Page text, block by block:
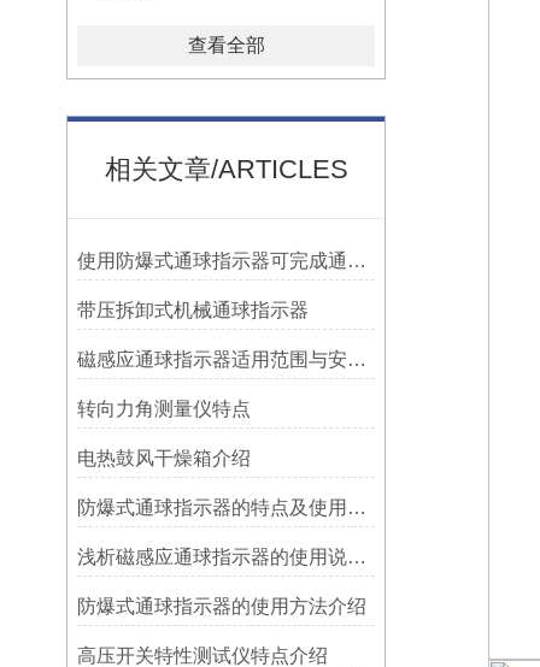
查看全部
相关文章/ARTICLES
使用防爆式通球指示器可完成通球指示功能
带压拆卸式机械通球指示器
磁感应通球指示器适用范围与安装方法
转向力角测量仪特点
电热鼓风干燥箱介绍
防爆式通球指示器的特点及使用方法
浅析磁感应通球指示器的使用说明及特点
防爆式通球指示器的使用方法介绍
高压开关特性测试仪特点介绍